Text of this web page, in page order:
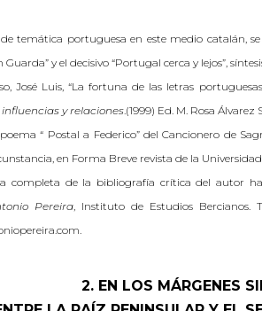
temática portuguesa en este medio catalán,
Guarda” y el decisivo “Portugal cerca y lejos”,
José Luis, “La fortuna de las letras
y relaciones.(1999) Ed. M. Rosa Álvarez
“ Postal a Federico” del Cancionero de
en Forma Breve revista de la Universidad
completa de la bibliografía crítica del autor
Pereira , Instituto de Estudios
2. EN LOS MÁRGENES